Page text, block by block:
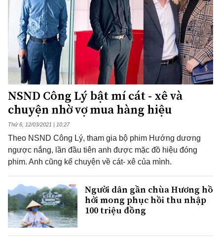
NSND Công Lý bật mí cát - xê và
chuyện nhờ vợ mua hàng hiệu
Thứ 6, 12/03/2021 | 10:27
Theo NSND Công Lý, tham gia bộ phim Hướng dương
ngược nắng, lần đầu tiên anh được mặc đồ hiệu đóng
phim. Anh cũng kể chuyện về cát- xê của mình.
Người dân gần chùa Hương hồ
hởi mong phục hồi thu nhập
100 triệu đồng